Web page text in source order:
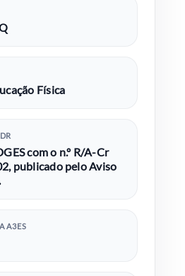
Física
com o n.º R/A-Cr
publicado pelo Aviso
A3ES